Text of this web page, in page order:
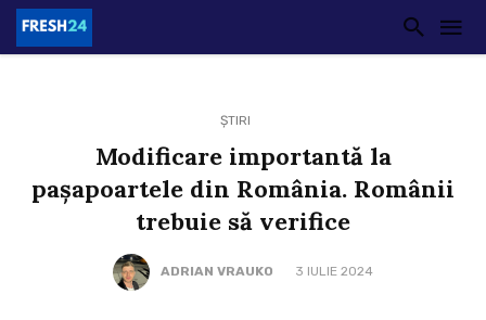
ȘTIRI
Modificare importantă la
pașapoartele din România. Românii
trebuie să verifice
ADRIAN VRAUKO 3 IULIE 2024